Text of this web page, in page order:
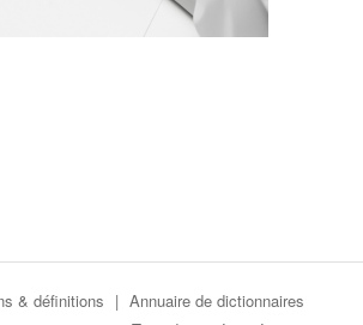
& définitions | Annuaire de dictionnaires